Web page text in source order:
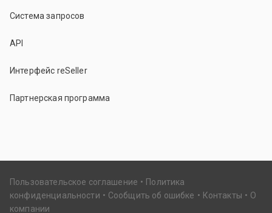
Система запросов
API
Интерфейс reSeller
Партнерская программа
Пользовательское соглашение
Политика
конфиденциальности
Сообщить об ошибке Контакты
О
компании